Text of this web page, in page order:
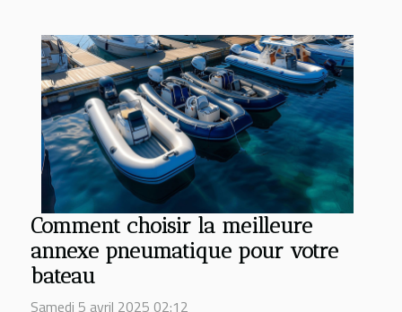
Comment choisir la meilleure
annexe pneumatique pour votre
bateau
Samedi 5 avril 2025 02:12